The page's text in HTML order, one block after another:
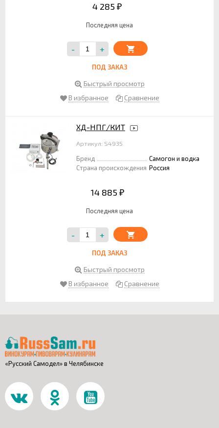
4 285 ₽
Последняя цена
- +
ПОД ЗАКАЗ
Быстрый просмотр
В избранное
Сравнение
ХД-НПГ/КИТ
Артикул: S4935
Бренд
Самогон и водка
Страна происхождения Россия
14 885 ₽
Последняя цена
- +
ПОД ЗАКАЗ
Быстрый просмотр
В избранное
Сравнение
«Русский Самодел» в Челябинске